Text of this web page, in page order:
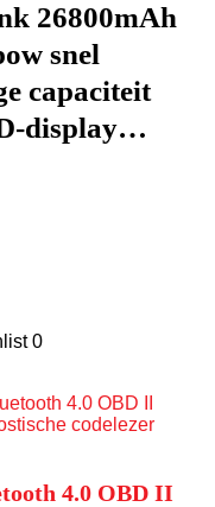
26800mAh
snel
capaciteit
display…
0
4.0 OBD II